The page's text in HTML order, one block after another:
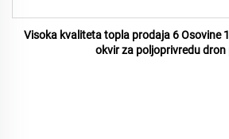
Visoka kvaliteta topla prodaja 6 Osovine
okvir za poljoprivredu dron